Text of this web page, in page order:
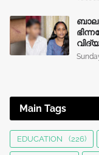
Main Tags
EDUCATION (226)